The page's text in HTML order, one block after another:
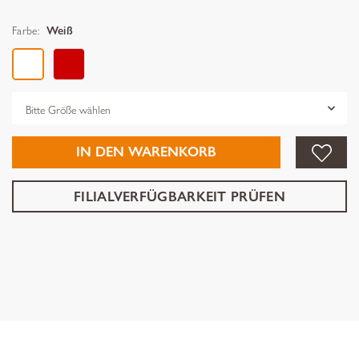
Farbe: Weiß
IN DEN WARENKORB
FILIALVERFÜGBARKEIT PRÜFEN